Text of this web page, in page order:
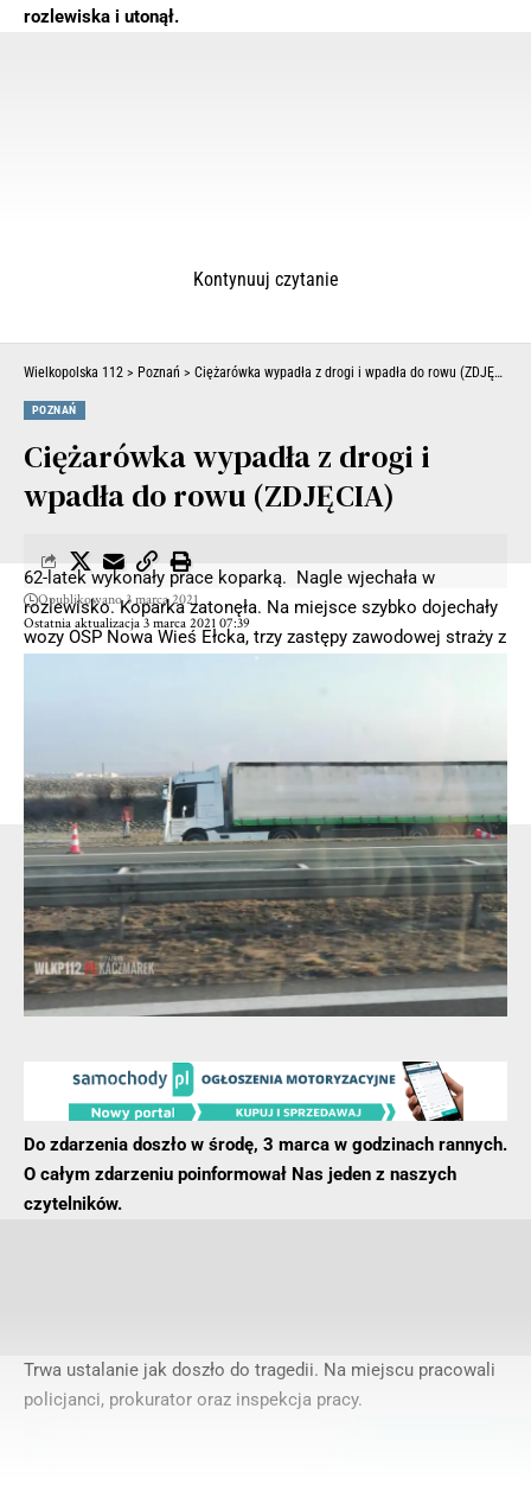
rozlewiska i utonął.
62-latek wykonały prace koparką. Nagle wjechała w
rozlewisko. Koparka zatonęła. Na miejsce szybko dojechały
wozy OSP Nowa Wieś Ełcka, trzy zastępy zawodowej straży z
reanimacji nie udało się uratować życia mężczyzny. Operator
koparki zmarł na miejscu.
Trwa ustalanie jak doszło do tragedii. Na miejscu pracowali
policjanci, prokurator oraz inspekcja pracy.
Kontynuuj czytanie
Wielkopolska 112 > Poznań > Ciężarówka wypadła z drogi i wpadła do rowu (ZDJĘCIA)
POZNAŃ
Ciężarówka wypadła z drogi i
wpadła do rowu (ZDJĘCIA)
Ostatnia aktualizacja 3 marca 2021 07:39
Opublikowano 3 marca 2021
Do zdarzenia doszło w środę, 3 marca w godzinach rannych.
O całym zdarzeniu poinformował Nas jeden z naszych
czytelników.